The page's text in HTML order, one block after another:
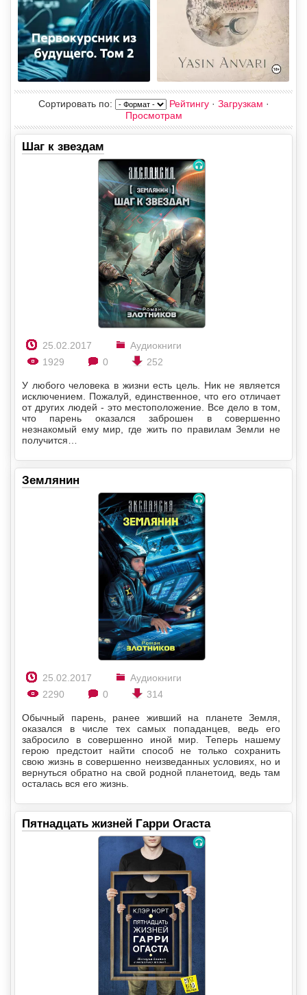
Сортировать по: Рейтингу· Загрузкам ·
Просмотрам
Шаг к звездам
25.02.2017
Аудиокниги
1929
0 252
У любого человека в жизни есть цель. Ник не является
исключением. Пожалуй, единственное, что его отличает
от других людей - это местоположение. Все дело в том,
что парень оказался заброшен в совершенно
незнакомый ему мир, где жить по правилам Земли не
получится…
Землянин
25.02.2017
Аудиокниги
2290
0 314
Обычный парень, ранее живший на планете Земля,
оказался в числе тех самых попаданцев, ведь его
забросило в совершенно иной мир. Теперь нашему
герою предстоит найти способ не только сохранить
свою жизнь в совершенно неизведанных условиях, но и
вернуться обратно на свой родной планетоид, ведь там
осталась вся его жизнь.
Пятнадцать жизней Гарри Огаста